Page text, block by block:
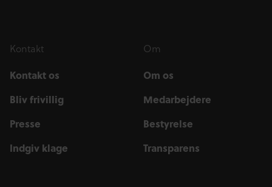
Kontakt
Kontakt os
Bliv frivillig
Presse
Indgiv klage
Om
Om os
Medarbejdere
Bestyrelse
Transparens